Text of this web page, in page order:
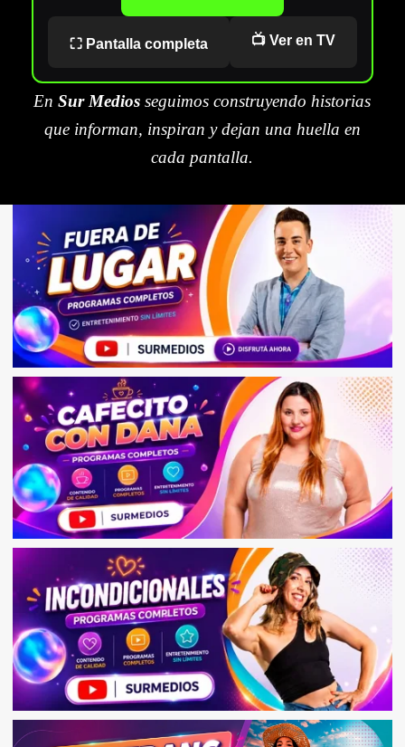
⛶ Pantalla completa 📺 Ver en TV
EnSur Medios seguimos construyendo historias
que informan, inspiran y dejan una huella en
cada pantalla.